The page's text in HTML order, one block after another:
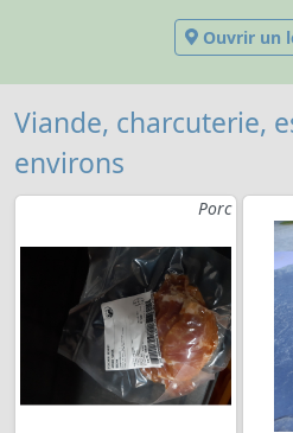
Ouvrir un
Viande, charcuterie,
environs
Porc